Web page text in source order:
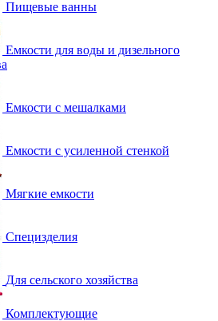
Пищевые ванны
Емкости для воды и дизельного
Емкости с мешалками
Емкости с усиленной стенкой
Мягкие емкости
Специзделия
Для сельского хозяйства
Комплектующие